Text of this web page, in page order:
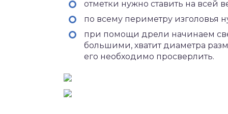
отметки нужно ставить на всей
по всему периметру изголовья
при помощи дрели начинаем
большими, хватит диаметра
его необходимо просверлить.